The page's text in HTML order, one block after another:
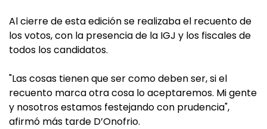
Al cierre de esta edición se realizaba el recuento de
los votos, con la presencia de la IGJ y los fiscales de
todos los candidatos.
"Las cosas tienen que ser como deben ser, si el
recuento marca otra cosa lo aceptaremos. Mi gente
y nosotros estamos festejando con prudencia",
afirmó más tarde D’Onofrio.